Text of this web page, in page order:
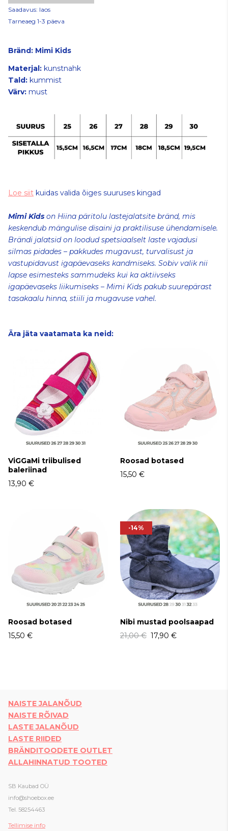
Saadavus: laos
Tarneaeg 1-3 päeva
Bränd: Mimi Kids
Materjal: kunstnahk
Tald: kummist
Värv: must
Loe siit kuidas valida õiges suuruses kingad
Mimi Kids on Hiina päritolu lastejalatsite bränd, mis
keskendub mängulise disaini ja praktilisuse ühendamisele.
Brändi jalatsid on loodud spetsiaalselt laste vajadusi
silmas pidades – pakkudes mugavust, turvalisust ja
vastupidavust igapäevaseks kandmiseks. Sobiv valik nii
lapse esimesteks sammudeks kui ka aktiivseks
igapäevaseks liikumiseks – Mimi Kids pakub suurepärast
tasakaalu hinna, stiili ja mugavuse vahel.
Ära jäta vaatamata ka neid:
ViGGaMi triibulised
baleriinad
13,90 €
Roosad botased
15,50 €
Roosad botased
15,50 €
-14%
Nibi mustad poolsaapad
21,00 € 17,90 €
NAISTE JALANÕUD
NAISTE RÕIVAD
LASTE JALANÕUD
LASTE RIIDED
BRÄNDITOODETE OUTLET
ALLAHINNATUD TOOTED
SB Kaubad OÜ
info@shoebox.ee
Tel. 58254463
Tellimise info